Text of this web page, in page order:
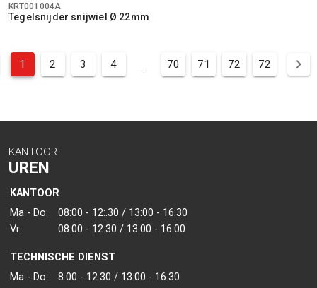
KRT001004A
Tegelsnijder snijwiel Ø 22mm
1 2 3 4 ... 70 71 72 72
KANTOOR-
UREN
KANTOOR
Ma - Do:
08:00 - 12:.30 / 13:00 - 16:30
Vr:
08:00 - 12:30 / 13:00 - 16:00
TECHNISCHE DIENST
Ma - Do:
8:00 - 12:30 / 13:00 - 16:30